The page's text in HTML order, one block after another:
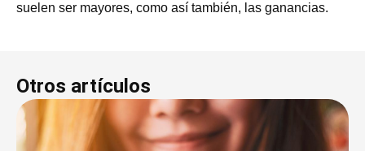
suelen ser mayores, como así también, las ganancias.
Otros artículos